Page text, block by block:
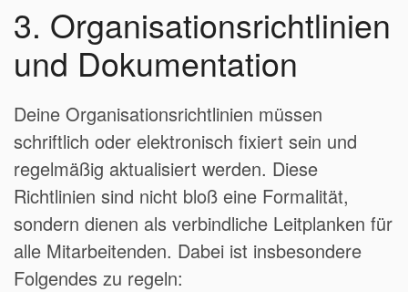
3. Organisationsrichtlinien
und Dokumentation
Deine Organisationsrichtlinien müssen
schriftlich oder elektronisch fixiert sein und
regelmäßig aktualisiert werden. Diese
Richtlinien sind nicht bloß eine Formalität,
sondern dienen als verbindliche Leitplanken für
alle Mitarbeitenden. Dabei ist insbesondere
Folgendes zu regeln: